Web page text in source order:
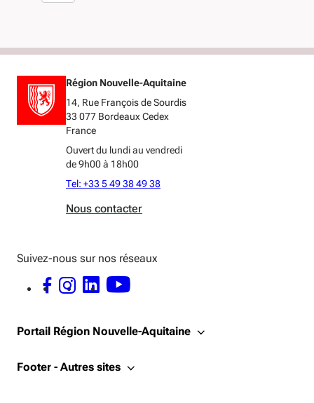
Région Nouvelle-Aquitaine
14, Rue François de Sourdis
33 077 Bordeaux Cedex
France
Ouvert du lundi au vendredi
de 9h00 à 18h00
Tel: +33 5 49 38 49 38
Nous contacter
Suivez-nous sur nos réseaux
FACEBOOK - OUVERTURE DANS UNE NOUVELLE FENÊTRE
INSTAGRAM - OUVERTURE DANS UNE NOUVELLE FENÊTRE
LINKEDIN - OUVERTURE DANS UNE NOUVELLE FENÊTRE
YOUTUBE - OUVERTURE DANS UNE NOUVELLE FENÊTRE
Portail Région Nouvelle-Aquitaine
Footer - Autres sites